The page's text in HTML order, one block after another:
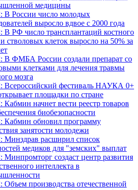
медицины
России число молодых
выросло вдвое с 2000 года
РФ число трансплантаций костного
стволовых клеток выросло на 50% за
ФМБА России создали препарат со
клетками для лечения травмы
мозга
фестиваль НАУКА 0+
площадки по стране
начнет вести реестр товаров
биобезопасности
обновил программу
занятости молодежи
расширил список
медиков для "земских" выплат
создаст центр развития
интеллекта в
производства отечественной